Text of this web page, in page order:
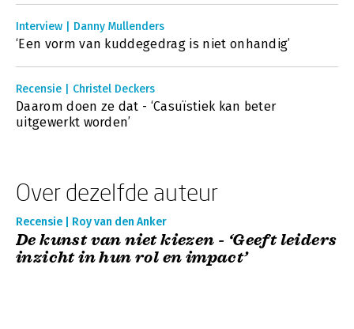
Interview | Danny Mullenders
‘Een vorm van kuddegedrag is niet onhandig’
Recensie | Christel Deckers
Daarom doen ze dat - ‘Casuïstiek kan beter
uitgewerkt worden’
Over dezelfde auteur
Recensie | Roy van den Anker
De kunst van niet kiezen - ‘Geeft leiders
inzicht in hun rol en impact’